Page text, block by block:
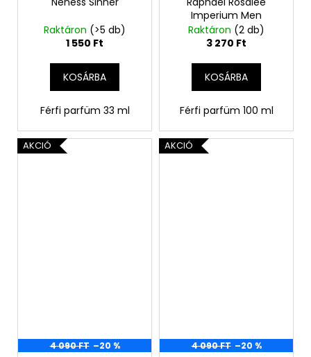
Raktáron (>5 db)
1 550 Ft
KOSÁRBA
Férfi parfüm 33 ml
Imperium Men
Raktáron (2 db)
3 270 Ft
KOSÁRBA
Férfi parfüm 100 ml
AKCIÓ
4 090 FT –20 %
AKCIÓ
4 090 FT –20 %